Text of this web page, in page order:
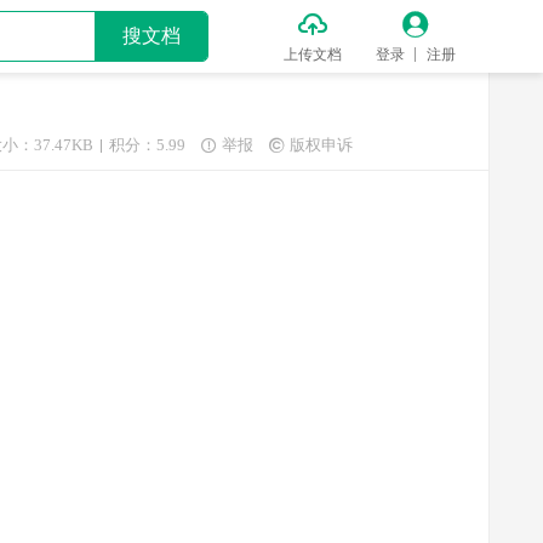
搜文档 
上传文档

登录 注册
：37.47KB 积分：5.99  举报  版权申诉